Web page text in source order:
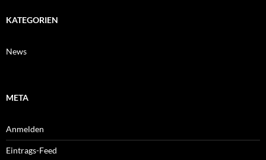
KATEGORIEN
News
META
Anmelden
Eintrags-Feed